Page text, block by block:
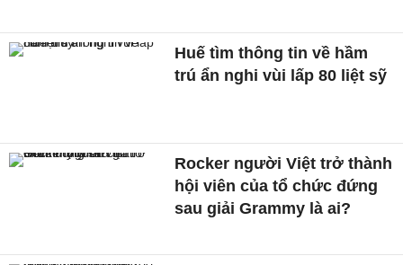
Huế tìm thông tin về hầm
trú ẩn nghi vùi lấp 80 liệt sỹ
Rocker người Việt trở thành
hội viên của tổ chức đứng
sau giải Grammy là ai?